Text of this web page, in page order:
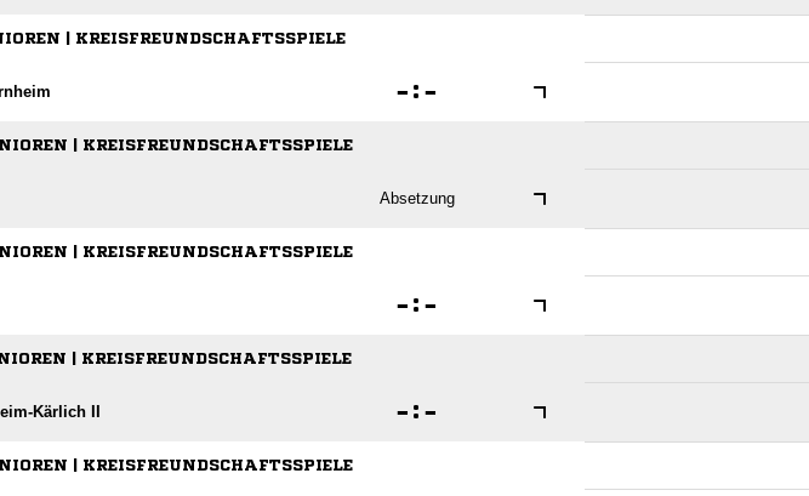
| KREISFREUNDSCHAFTSSPIELE
 : 
| KREISFREUNDSCHAFTSSPIELE
Absetzung
| KREISFREUNDSCHAFTSSPIELE
 : 
| KREISFREUNDSCHAFTSSPIELE
Kärlich II  : 
| KREISFREUNDSCHAFTSSPIELE